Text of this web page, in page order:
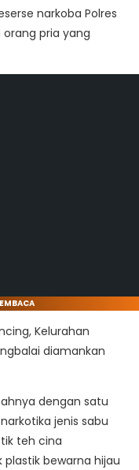
narkoba Polres
pria yang
Kelurahan
diamankan
dengan satu
jenis sabu
teh cina
bewarna hijau